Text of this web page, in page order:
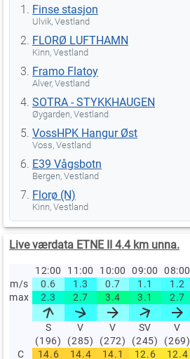
Finse stasjon
Ulvik, Vestland
FLORØ LUFTHAMN
Kinn, Vestland
Framo Flatoy
Alver, Vestland
SOTRA - STYKKHAUGEN
Øygarden, Vestland
VossHPK Hangur Øst
Voss, Vestland
E39 Vågsbotn
Bergen, Vestland
Florø (N)
Kinn, Vestland
Live værdata ETNE II 4.4 km unna.
12:00 11:00 10:00 09:00 08:00
m/s
0.6 1.3 0.7 1.1 1.2
max
2.3 2.7 3.4 3.1 2.7
S
(196)
V
(285)
V
(272)
SV
(245)
V
(269)
C
14.6 14.4 14.1 12.6 12.4